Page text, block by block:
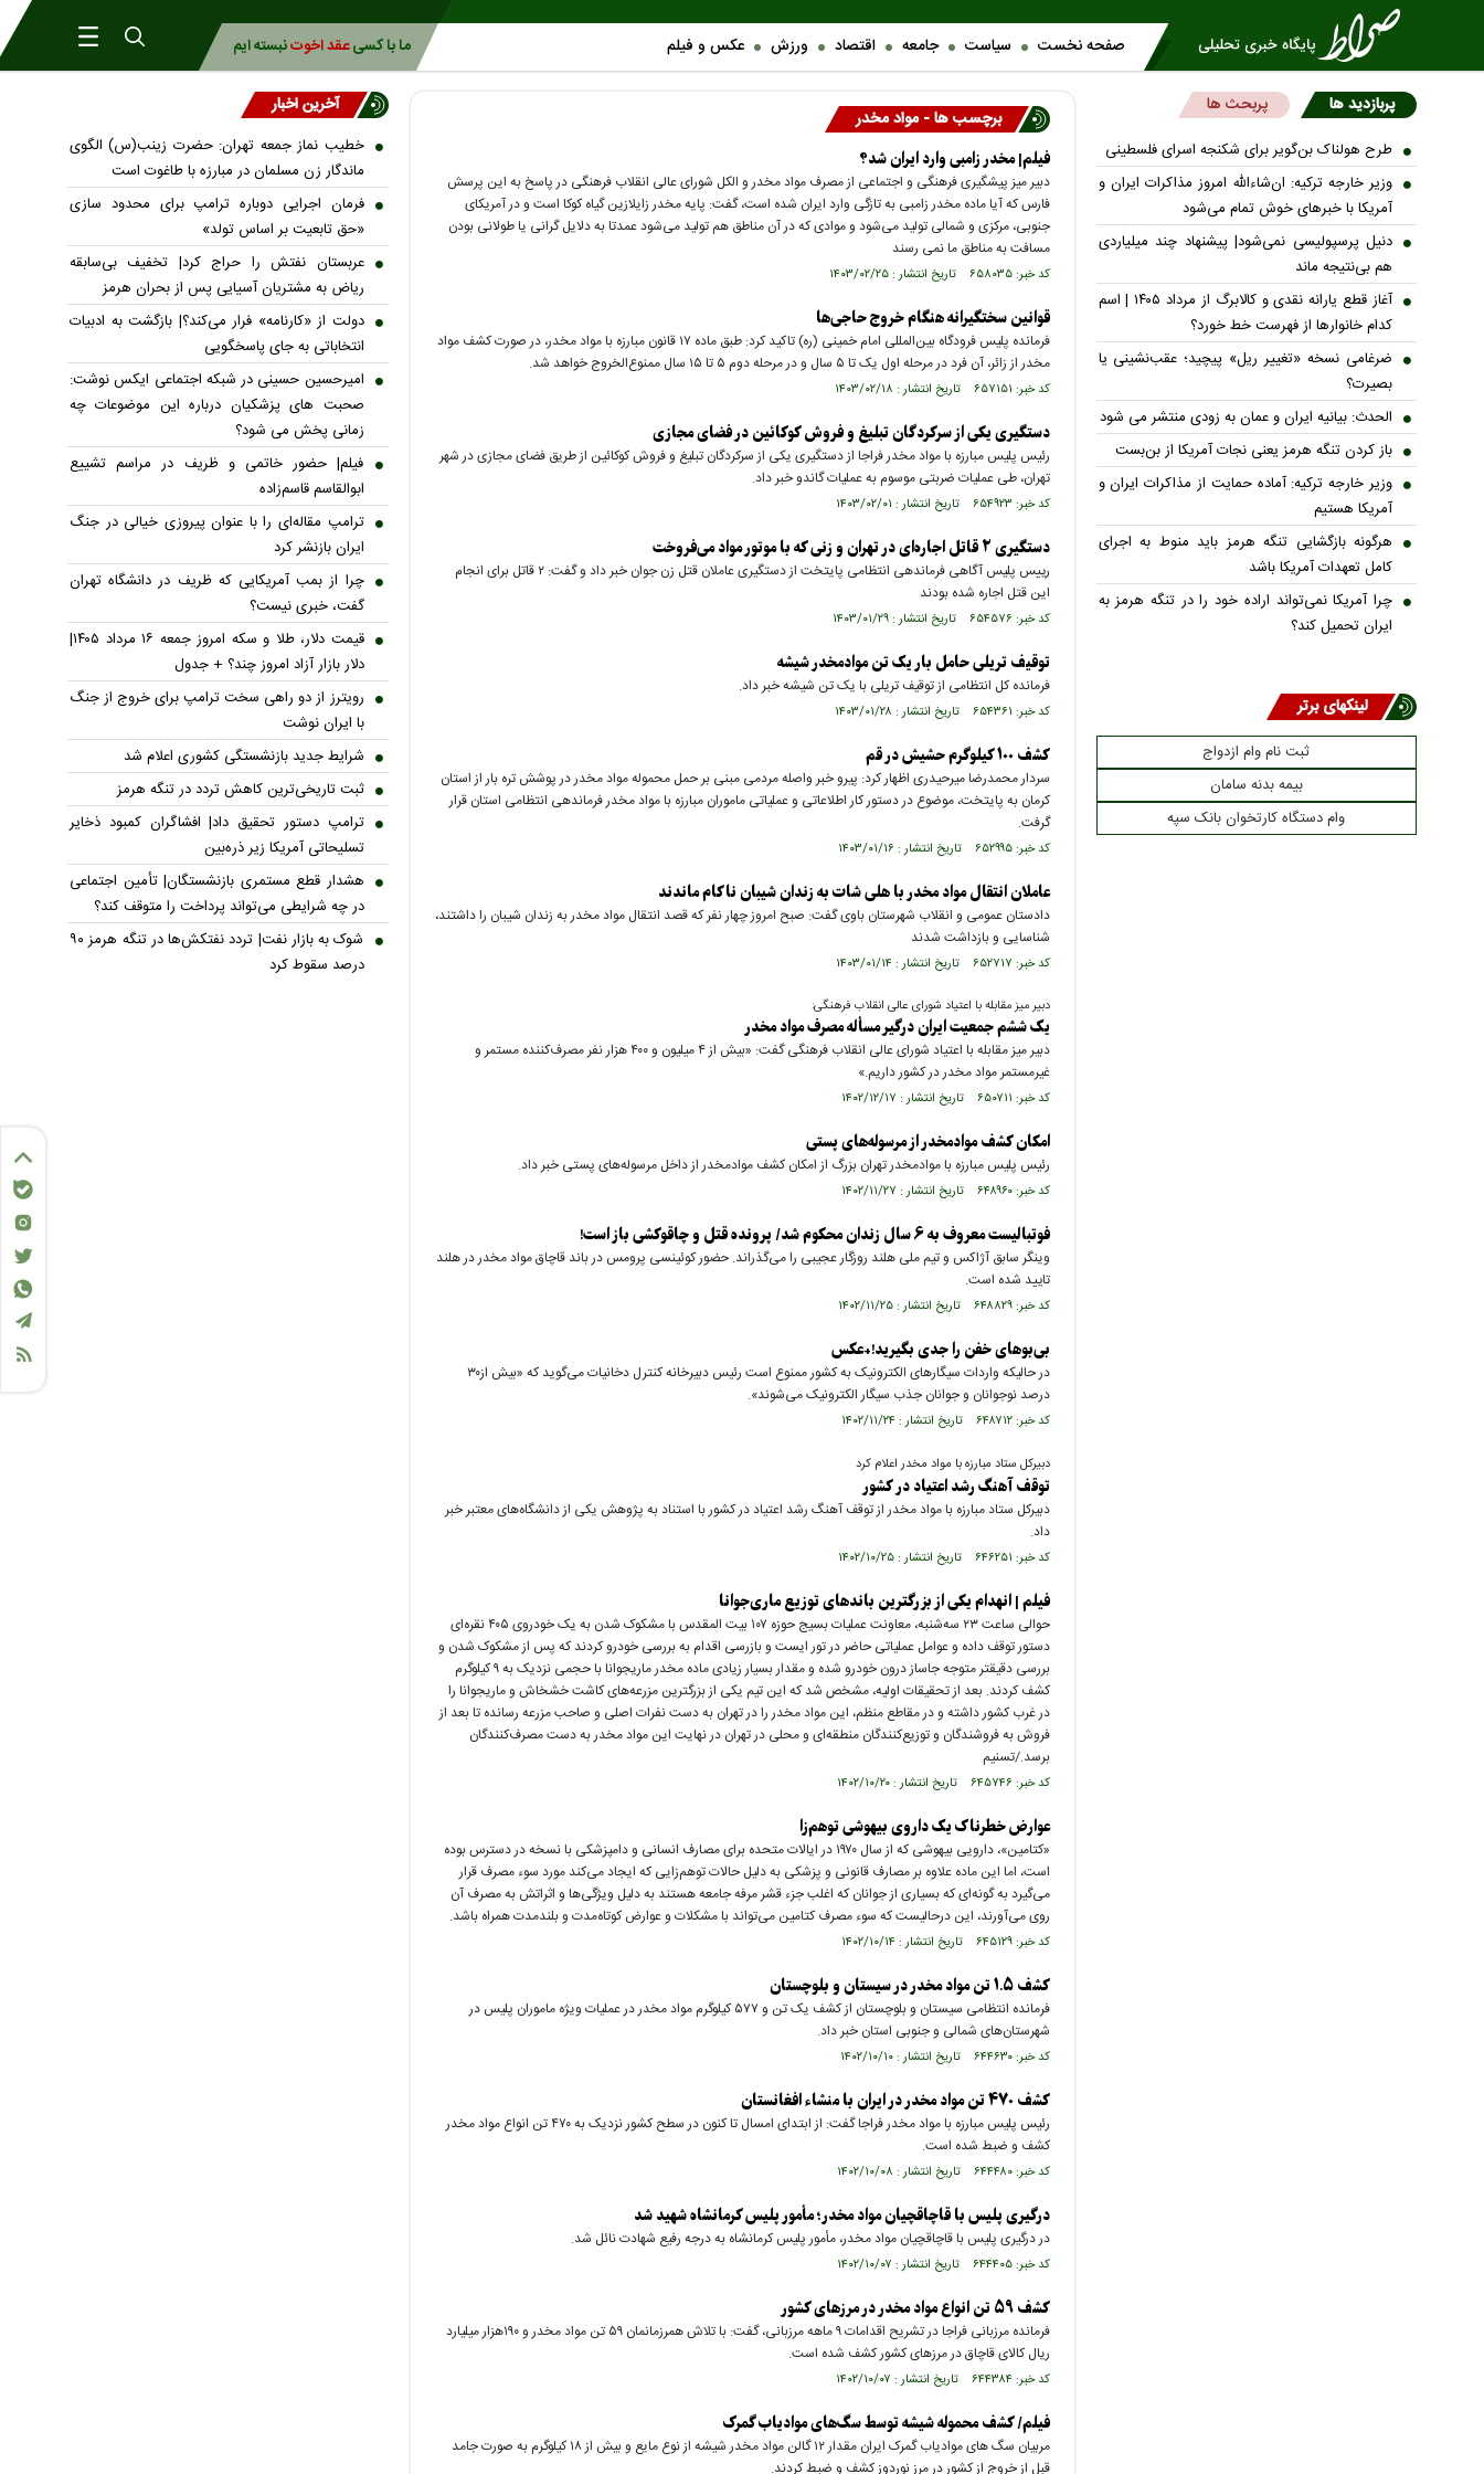
صفحه نخست سیاست جامعه اقتصاد ورزش عکس و فیلم ما با کسیعقد اخوتنبسته ایم
برچسب ها - مواد مخدر
فیلم| مخدر زامبی وارد ایران شد؟
دبیر میز پیشگیری فرهنگی و اجتماعی از مصرف مواد مخدر و الکل شورای عالی انقلاب فرهنگی در پاسخ به این پرسش
فارس که آیا ماده مخدر زامبی به تازگی وارد ایران شده است، گفت: پایه مخدر زایلازین گیاه کوکا است و در آمریکای
جنوبی، مرکزی و شمالی تولید می‌شود و موادی که در آن مناطق هم تولید می‌شود عمدتا به دلایل گرانی یا طولانی بودن
مسافت به مناطق ما نمی رسند
کد خبر: ۶۵۸۰۳۵ تاریخ انتشار : ۱۴۰۳/۰۲/۲۵
قوانین سختگیرانه هنگام خروج حاجی‌ها
فرمانده پلیس فرودگاه بین‌المللی امام خمینی (ره) تاکید کرد: طبق ماده ۱۷ قانون مبارزه با مواد مخدر، در صورت کشف مواد
مخدر از زائر، آن فرد در مرحله اول یک تا ۵ سال و در مرحله دوم ۵ تا ۱۵ سال ممنوع‌الخروج خواهد شد.
کد خبر: ۶۵۷۱۵۱ تاریخ انتشار : ۱۴۰۳/۰۲/۱۸
دستگیری یکی از سرکردگان تبلیغ و فروش کوکائین در فضای مجازی
رئیس پلیس مبارزه با مواد مخدر فراجا از دستگیری یکی از سرکردگان تبلیغ و فروش کوکائین از طریق فضای مجازی در شهر
تهران، طی عملیات ضربتی موسوم به عملیات گاندو خبر داد.
کد خبر: ۶۵۴۹۲۳ تاریخ انتشار : ۱۴۰۳/۰۲/۰۱
دستگیری ۲ قاتل اجاره‌ای در تهران و زنی که با موتور مواد می‌فروخت
رییس پلیس آگاهی فرماندهی انتظامی پایتخت از دستگیری عاملان قتل زن جوان خبر داد و گفت: ۲ قاتل برای انجام
این قتل اجاره شده بودند
کد خبر: ۶۵۴۵۷۶ تاریخ انتشار : ۱۴۰۳/۰۱/۲۹
توقیف تریلی حامل بار یک تن موادمخدر شیشه
فرمانده کل انتظامی از توقیف تریلی با یک تن شیشه خبر داد.
کد خبر: ۶۵۴۳۶۱ تاریخ انتشار : ۱۴۰۳/۰۱/۲۸
کشف ۱۰۰ کیلوگرم حشیش در قم
سردار محمدرضا میرحیدری اظهار کرد: پیرو خبر واصله مردمی مبنی بر حمل محموله مواد مخدر در پوشش تره بار از استان
کرمان به پایتخت، موضوع در دستور کار اطلاعاتی و عملیاتی ماموران مبارزه با مواد مخدر فرماندهی انتظامی استان قرار
گرفت.
کد خبر: ۶۵۲۹۹۵ تاریخ انتشار : ۱۴۰۳/۰۱/۱۶
عاملان انتقال مواد مخدر با هلی شات به زندان شیبان ناکام ماندند
دادستان عمومی و انقلاب شهرستان باوی گفت: صبح امروز چهار نفر که قصد انتقال مواد مخدر به زندان شیبان را داشتند،
شناسایی و بازداشت شدند
کد خبر: ۶۵۲۷۱۷ تاریخ انتشار : ۱۴۰۳/۰۱/۱۴
دبیر میز مقابله با اعتیاد شورای عالی انقلاب فرهنگی:
یک ششم جمعیت ایران درگیر مسأله مصرف مواد مخدر
دبیر میز مقابله با اعتیاد شورای عالی انقلاب فرهنگی گفت: «بیش از ۴ میلیون و ۴۰۰ هزار نفر مصرف‌کننده مستمر و
غیرمستمر مواد مخدر در کشور داریم.»
کد خبر: ۶۵۰۷۱۱ تاریخ انتشار : ۱۴۰۲/۱۲/۱۷
امکان کشف موادمخدر از مرسوله‌های پستی
رئیس پلیس مبارزه با موادمخدر تهران بزرگ از امکان کشف موادمخدر از داخل مرسوله‌های پستی خبر داد.
کد خبر: ۶۴۸۹۶۰ تاریخ انتشار : ۱۴۰۲/۱۱/۲۷
فوتبالیست معروف به ۶ سال زندان محکوم شد/ پرونده قتل و چاقوکشی باز است!
وینگر سابق آژاکس و تیم ملی هلند روزگار عجیبی را می‌گذراند. حضور کوئینسی پرومس در باند قاچاق مواد مخدر در هلند
تایید شده است.
کد خبر: ۶۴۸۸۲۹ تاریخ انتشار : ۱۴۰۲/۱۱/۲۵
بی‌بوهای خفن را جدی بگیرید!+عکس
در حالیکه واردات سیگارهای الکترونیک به کشور ممنوع است رئیس دبیرخانه کنترل دخانیات می‌گوید که «بیش از۳۰
درصد نوجوانان و جوانان جذب سیگار الکترونیک می‌شوند».
کد خبر: ۶۴۸۷۱۲ تاریخ انتشار : ۱۴۰۲/۱۱/۲۴
دبیرکل ستاد مبارزه با مواد مخدر اعلام کرد
توقف آهنگ رشد اعتیاد در کشور
دبیرکل ستاد مبارزه با مواد مخدر از توقف آهنگ رشد اعتیاد در کشور با استناد به پژوهش یکی از دانشگاه‌های معتبر خبر
داد.
کد خبر: ۶۴۶۲۵۱ تاریخ انتشار : ۱۴۰۲/۱۰/۲۵
فیلم | انهدام یکی از بزرگترین باندهای توزیع ماری‌جوانا
حوالی ساعت ۲۳ سه‌شنبه، معاونت عملیات بسیج حوزه ۱۰۷ بیت المقدس با مشکوک شدن به یک خودروی ۴۰۵ نقره‌ای
دستور توقف داده و عوامل عملیاتی حاضر در تور ایست و بازرسی اقدام به بررسی خودرو کردند که پس از مشکوک شدن و
بررسی دقیقتر متوجه جاساز درون خودرو شده و مقدار بسیار زیادی ماده مخدر ماریجوانا با حجمی نزدیک به ۹ کیلوگرم
کشف کردند. بعد از تحقیقات اولیه، مشخص شد که این تیم یکی از بزرگترین مزرعه‌های کاشت خشخاش و ماریجوانا را
در غرب کشور داشته و در مقاطع منظم، این مواد مخدر را در تهران به دست نفرات اصلی و صاحب مزرعه رسانده تا بعد از
فروش به فروشندگان و توزیع‌کنندگان منطقه‌ای و محلی در تهران در نهایت این مواد مخدر به دست مصرف‌کنندگان
برسد./تسنیم
کد خبر: ۶۴۵۷۴۶ تاریخ انتشار : ۱۴۰۲/۱۰/۲۰
عوارض خطرناک یک داروی بیهوشی توهم‌زا
«کتامین»، دارویی بیهوشی که از سال ۱۹۷۰ در ایالات متحده برای مصارف انسانی و دامپزشکی با نسخه در دسترس بوده
است، اما این ماده علاوه بر مصارف قانونی و پزشکی به دلیل حالات توهم‌زایی که ایجاد می‌کند مورد سوء مصرف قرار
می‌گیرد به گونه‌ای که بسیاری از جوانان که اغلب جزء قشر مرفه جامعه هستند به دلیل ویژگی‌ها و اثراتش به مصرف آن
روی می‌آورند، این درحالیست که سوء مصرف کتامین می‌تواند با مشکلات و عوارض کوتاه‌مدت و بلندمدت همراه باشد.
کد خبر: ۶۴۵۱۲۹ تاریخ انتشار : ۱۴۰۲/۱۰/۱۴
کشف ۱.۵ تن مواد مخدر در سیستان و بلوچستان
فرمانده انتظامی سیستان و بلوچستان از کشف یک تن و ۵۷۷ کیلوگرم مواد مخدر در عملیات ویژه ماموران پلیس در
شهرستان‌های شمالی و جنوبی استان خبر داد.
کد خبر: ۶۴۴۶۳۰ تاریخ انتشار : ۱۴۰۲/۱۰/۱۰
کشف ۴۷۰ تن مواد مخدر در ایران با منشاء ‌افغانستان‌
رئیس پلیس مبارزه با مواد مخدر فراجا گفت: از ابتدای امسال تا کنون در سطح کشور نزدیک به ۴۷۰ تن انواع مواد مخدر
کشف و ضبط شده است. ‌‌
کد خبر: ۶۴۴۴۸۰ تاریخ انتشار : ۱۴۰۲/۱۰/۰۸
درگیری پلیس با قاچاقچیان مواد مخدر؛ مأمور پلیس کرمانشاه شهید شد
در درگیری پلیس با قاچاقچیان مواد مخدر، مأمور پلیس کرمانشاه به درجه رفیع شهادت نائل شد.
کد خبر: ۶۴۴۴۰۵ تاریخ انتشار : ۱۴۰۲/۱۰/۰۷
کشف ۵۹ تن انواع مواد مخدر در مرزهای کشور
فرمانده مرزبانی فراجا در تشریح اقدامات ۹ ماهه مرزبانی، گفت: با تلاش همرزمانمان ۵۹ تن مواد مخدر و ۱۹۰هزار میلیارد
ریال کالای قاچاق در مرزهای کشور کشف شده است.
کد خبر: ۶۴۴۳۸۴ تاریخ انتشار : ۱۴۰۲/۱۰/۰۷
فیلم/ کشف محموله شیشه توسط سگ‌های موادیاب گمرک
مربیان سگ های موادیاب گمرک ایران مقدار ۱۲ گالن مواد مخدر شیشه از نوع مایع و بیش از ۱۸ کیلوگرم به صورت جامد
قبل از خروج از کشور در مرز نوردوز کشف و ضبط کردند.
پربازدید ها پربحث ها
طرح هولناک بن‌گویر برای شکنجه اسرای فلسطینی
وزیر خارجه ترکیه: ان‌شاءالله امروز مذاکرات ایران و
آمریکا با خبرهای خوش تمام می‌شود
دنیل پرسپولیسی نمی‌شود| پیشنهاد چند میلیاردی
هم بی‌نتیجه ماند
آغاز قطع یارانه نقدی و کالابرگ از مرداد ۱۴۰۵ | اسم
کدام خانوار‌ها از فهرست خط خورد؟
ضرغامی نسخه «تغییر ریل» پیچید؛ عقب‌نشینی یا
بصیرت؟
الحدث: بیانیه ایران و عمان به زودی منتشر می شود
باز کردن تنگه هرمز یعنی نجات آمریکا از بن‌بست
وزیر خارجه ترکیه: آماده حمایت از مذاکرات ایران و
آمریکا هستیم
هرگونه بازگشایی تنگه هرمز باید منوط به اجرای
کامل تعهدات آمریکا باشد
چرا آمریکا نمی‌تواند اراده خود را در تنگه هرمز به
ایران تحمیل کند؟
لینکهای برتر
ثبت نام وام ازدواج
بیمه بدنه سامان
وام دستگاه کارتخوان بانک سپه
آخرین اخبار
خطیب نماز جمعه تهران: حضرت زینب(س) الگوی
ماندگار زن مسلمان در مبارزه با طاغوت است
فرمان اجرایی دوباره ترامپ برای محدود سازی
«حق تابعیت بر اساس تولد»
عربستان نفتش را حراج کرد| تخفیف بی‌سابقه
ریاض به مشتریان آسیایی پس از بحران هرمز
دولت از «کارنامه» فرار می‌کند؟| بازگشت به ادبیات
انتخاباتی به جای پاسخگویی
امیرحسین حسینی در شبکه اجتماعی ایکس نوشت:
صحبت های پزشکیان درباره این موضوعات چه
زمانی پخش می شود؟
فیلم| حضور خاتمی و ظریف در مراسم تشییع
ابوالقاسم قاسم‌زاده
ترامپ مقاله‌ای را با عنوان پیروزی خیالی در جنگ
ایران بازنشر کرد
چرا از بمب آمریکایی که ظریف در دانشگاه تهران
گفت، خبری نیست؟
قیمت دلار، طلا و سکه امروز جمعه ۱۶ مرداد ۱۴۰۵|
دلار بازار آزاد امروز چند؟ + جدول
رویترز از دو راهی سخت ترامپ برای خروج از جنگ
با ایران نوشت
شرایط جدید بازنشستگی کشوری اعلام شد
ثبت تاریخی‌ترین کاهش تردد در تنگه هرمز
ترامپ دستور تحقیق داد| افشاگران کمبود ذخایر
تسلیحاتی آمریکا زیر ذره‌بین
هشدار قطع مستمری بازنشستگان| تأمین اجتماعی
در چه شرایطی می‌تواند پرداخت را متوقف کند؟
شوک به بازار نفت| تردد نفتکش‌ها در تنگه هرمز ۹۰
درصد سقوط کرد